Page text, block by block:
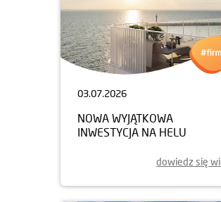
03.07.2026
NOWA WYJĄTKOWA
INWESTYCJA NA HELU
dowiedz się